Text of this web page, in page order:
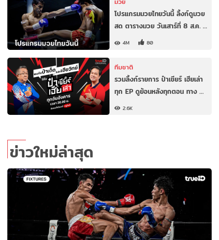
โปรแกรมมวยไทยวันนี้ ลิ้งก์ดูมวย
สด ตารางมวย วันเสาร์ที่ 8 ส.ค. …
4M 80
ทีมชาติ
รวมลิ้งก์รายการ ป๋าเชียร์ เฮียเล่า
ทุก EP ดูย้อนหลังทุกตอน ทาง …
2.6K
ข่าวใหม่ล่าสุด